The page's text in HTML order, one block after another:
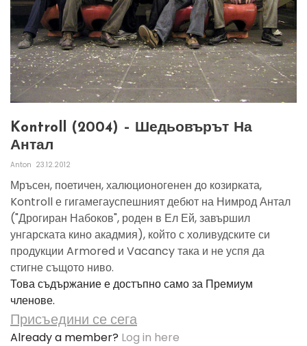
Kontroll (2004) – Шедьовърът На
Антал
Anton 23.12.2012
Мръсен, поетичен, халюционогенен до козирката,
Kontroll е гигамегауспешният дебют на Нимрод Антал
("Дрогиран Набоков", роден в Ел Ей, завършил
унгарската кино акадмия), който с холивудските си
продукции Armored и Vacancy така и не успя да
стигне същото ниво.
Това съдържание е достъпно само за Премиум
членове.
Присъедини се сега
Already a member? Log in here